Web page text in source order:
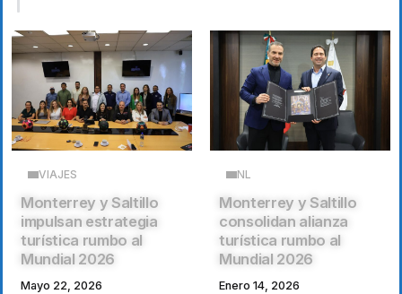
VIAJES
Monterrey y Saltillo
impulsan estrategia
turística rumbo al
Mundial 2026
Mayo 22, 2026
NL
Monterrey y Saltillo
consolidan alianza
turística rumbo al
Mundial 2026
Enero 14, 2026